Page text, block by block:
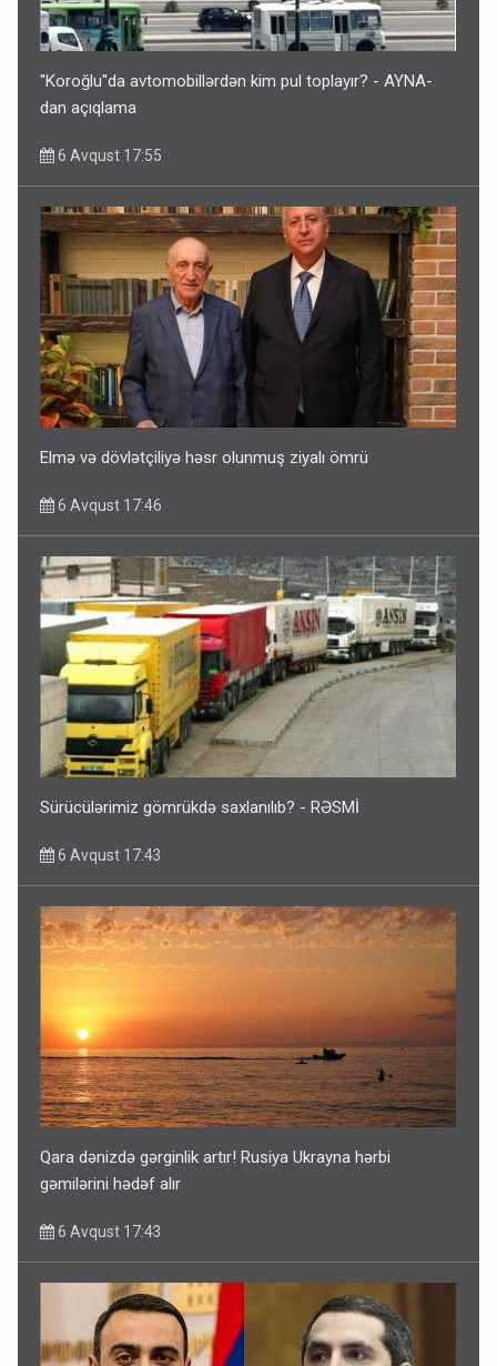
"Koroğlu"da avtomobillərdən kim pul toplayır? - AYNA-
dan açıqlama
6 Avqust 17:55
Elmə və dövlətçiliyə həsr olunmuş ziyalı ömrü
6 Avqust 17:46
Sürücülərimiz gömrükdə saxlanılıb? - RƏSMİ
6 Avqust 17:43
Qara dənizdə gərginlik artır! Rusiya Ukrayna hərbi
gəmilərini hədəf alır
6 Avqust 17:43